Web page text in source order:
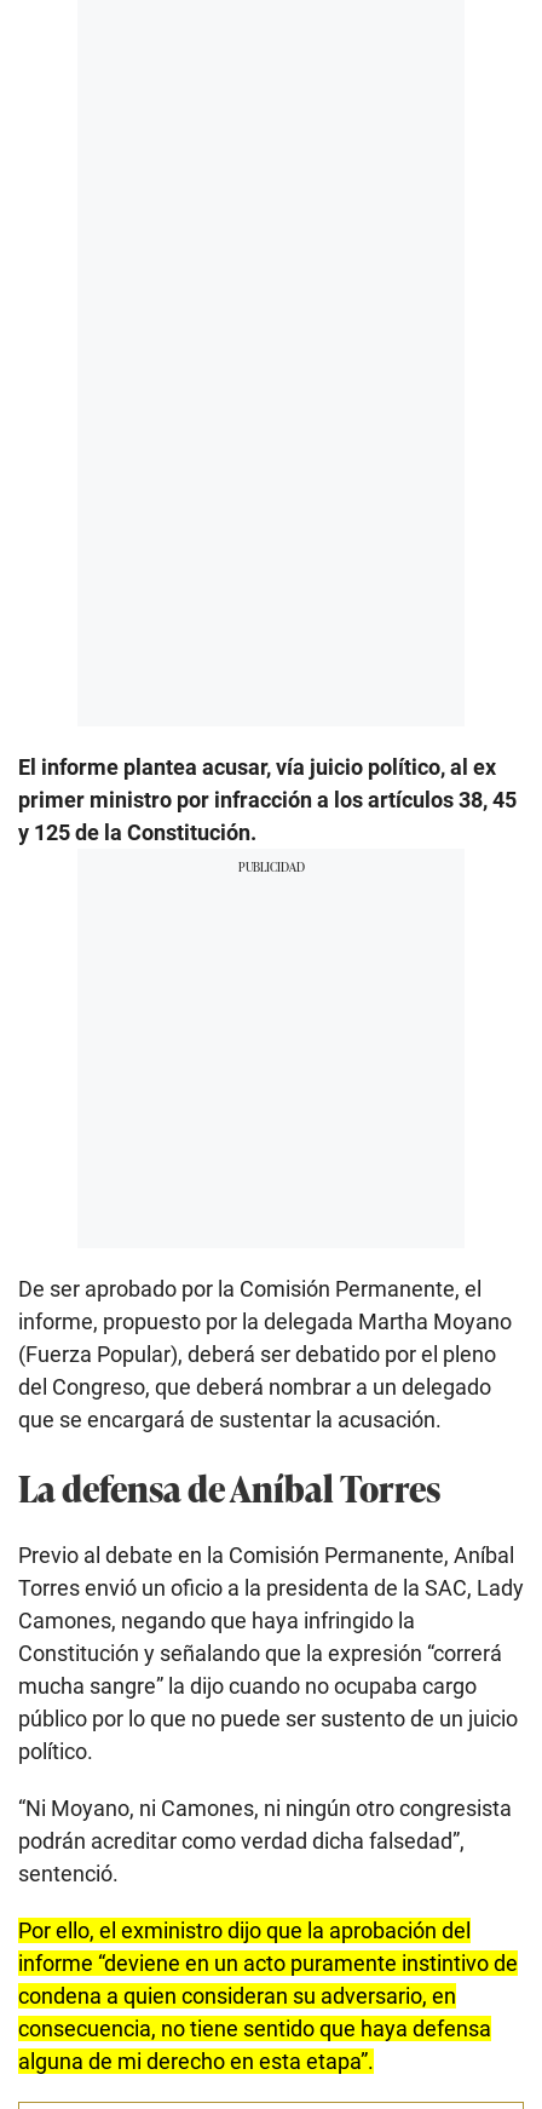
El informe plantea acusar, vía juicio político, al ex
primer ministro por infracción a los artículos 38, 45
y 125 de la Constitución.
De ser aprobado por la Comisión Permanente, el
informe, propuesto por la delegada Martha Moyano
(Fuerza Popular), deberá ser debatido por el pleno
del Congreso, que deberá nombrar a un delegado
que se encargará de sustentar la acusación.
La defensa de Aníbal Torres
Previo al debate en la Comisión Permanente, Aníbal
Torres envió un oficio a la presidenta de la SAC, Lady
Camones, negando que haya infringido la
Constitución y señalando que la expresión “correrá
mucha sangre” la dijo cuando no ocupaba cargo
público por lo que no puede ser sustento de un juicio
político.
“Ni Moyano, ni Camones, ni ningún otro congresista
podrán acreditar como verdad dicha falsedad”,
sentenció.
Por ello, el exministro dijo que la aprobación del
informe “deviene en un acto puramente instintivo de
condena a quien consideran su adversario, en
consecuencia, no tiene sentido que haya defensa
alguna de mi derecho en esta etapa”.